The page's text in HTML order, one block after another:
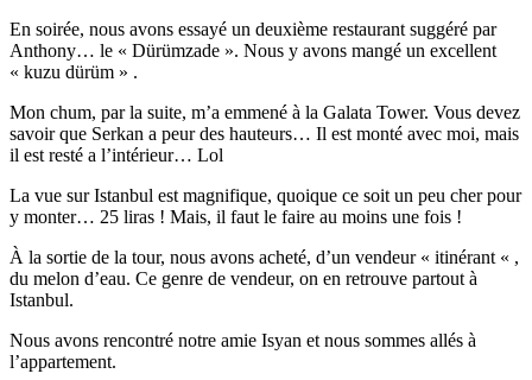
En soirée, nous avons essayé un deuxième restaurant suggéré par
Anthony… le « Dürümzade ». Nous y avons mangé un excellent
« kuzu dürüm » .
Mon chum, par la suite, m’a emmené à la Galata Tower. Vous devez
savoir que Serkan a peur des hauteurs… Il est monté avec moi, mais
il est resté a l’intérieur… Lol
La vue sur Istanbul est magnifique, quoique ce soit un peu cher pour
y monter… 25 liras ! Mais, il faut le faire au moins une fois !
À la sortie de la tour, nous avons acheté, d’un vendeur « itinérant « ,
du melon d’eau. Ce genre de vendeur, on en retrouve partout à
Istanbul.
Nous avons rencontré notre amie Isyan et nous sommes allés à
l’appartement.